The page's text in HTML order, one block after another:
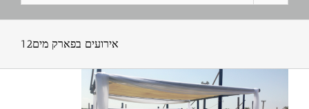
אירועים בפארק מים12